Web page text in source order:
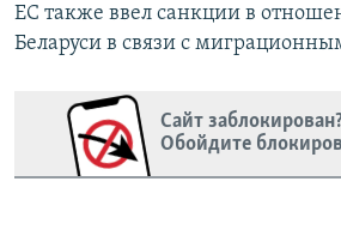
ЕС также ввел санкции в
Беларуси в связи с
Сайт
Обойдите